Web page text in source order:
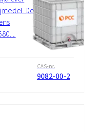
Det
CAS-nr.
9082-00-2